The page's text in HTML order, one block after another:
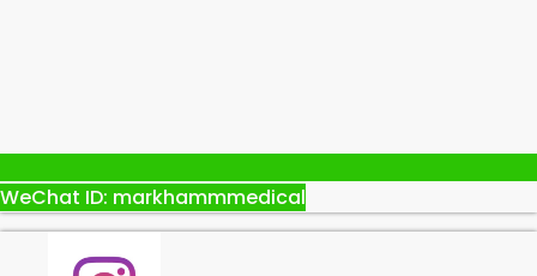
WeChat ID: markhammmedical